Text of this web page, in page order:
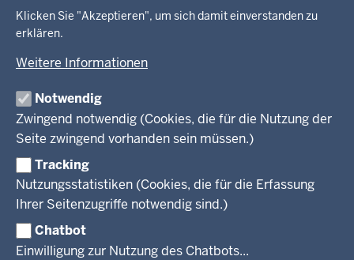
Klicken Sie "Akzeptieren", um sich damit einverstanden zu
erklären.
Weitere Informationen
Notwendig
Zwingend notwendig (Cookies, die für die Nutzung der
Seite zwingend vorhanden sein müssen.)
Tracking
Nutzungsstatistiken (Cookies, die für die Erfassung
Ihrer Seitenzugriffe notwendig sind.)
Chatbot
Einwilligung zur Nutzung des Chatbots...
Schule und Bildung
Wirtschaft und Kultur
Geodaten-Anwendungen
Neues
Produkte und Dienste
TIM-online
Webdienste
Amtsblatt
Behördenleitung
Leitbild
Personalvertretung
Regierungsbezirk
Reisekostenstelle
Veranstaltungen
Stellenangebote
Stellenangebote Schule
Praktikum
Referendariate
Bewerbung
Vormerkstelle NRW
PRESSE
Mediathek
Newsletter
Pressekontakt
Pressemitteilungen
Publikationen
VERFAHREN UND BEKANNTMACHUNGEN
Bekanntmachungen
Legionellen
Luftreinhaltepläne
Verfahrensübersichten
Überwachung umweltrelevanter Anlagen
Facebook
Instagram
LinkedIn
© 2026 Bezirksregierung Köln